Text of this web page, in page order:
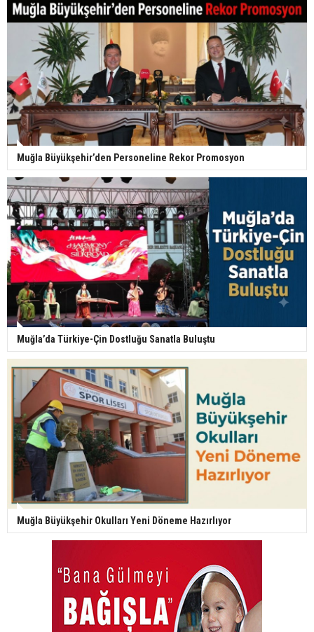
Muğla Büyükşehir’den Personeline Rekor Promosyon
Muğla’da Türkiye-Çin Dostluğu Sanatla Buluştu
Muğla Büyükşehir Okulları Yeni Döneme Hazırlıyor